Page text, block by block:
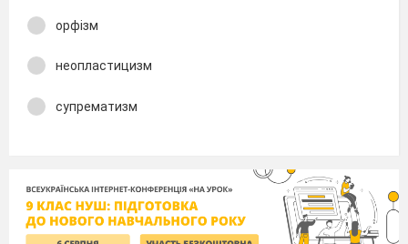
орфізм
неопластицизм
супрематизм